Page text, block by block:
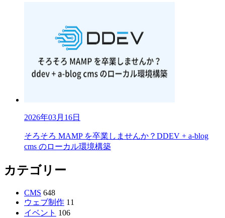
2026年03月16日
そろそろ MAMP を卒業しませんか？DDEV + a-blog
cms のローカル環境構築
カテゴリー
CMS 648
ウェブ制作 11
イベント 106